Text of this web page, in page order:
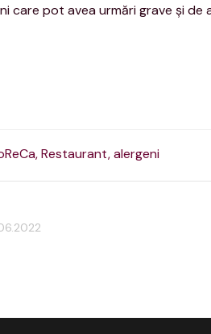
care pot avea urmări grave şi de
Restaurant,alergeni